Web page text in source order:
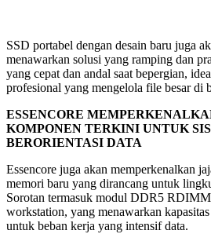
SSD portabel dengan desain baru juga
menawarkan solusi yang ramping dan
yang cepat dan andal saat bepergian,
profesional yang mengelola file besar di
ESSENCORE
KOMPONEN TERKINI UNTUK
BERORIENTASI DATA
Essencore juga akan memperkenalkan
memori baru yang dirancang untuk
Sorotan termasuk modul DDR5
workstation, yang menawarkan
untuk beban kerja yang intensif data.